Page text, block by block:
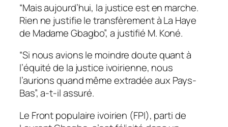
“Mais aujourd’hui, la justice est en marche.
Rien ne justifie le transfèrement à La Haye
de Madame Gbagbo”, a justifié M. Koné.
“Si nous avions le moindre doute quant à
l’équité de la justice ivoirienne, nous
l’aurions quand même extradée aux Pays-
Bas”, a-t-il assuré.
Le Front populaire ivoirien (FPI), parti de